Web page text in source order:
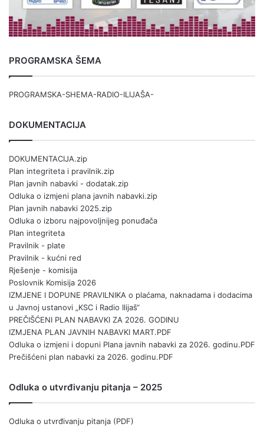
PROGRAMSKA ŠEMA
PROGRAMSKA-SHEMA-RADIO-ILIJAŠA-
DOKUMENTACIJA
DOKUMENTACIJA.zip
Plan integriteta i pravilnik.zip
Plan javnih nabavki - dodatak.zip
Odluka o izmjeni plana javnih nabavki.zip
Plan javnih nabavki 2025.zip
Odluka o izboru najpovoljnijeg ponuđača
Plan integriteta
Pravilnik - plate
Pravilnik - kućni red
Rješenje - komisija
Poslovnik Komisija 2026
IZMJENE I DOPUNE PRAVILNIKA o plaćama, naknadama i dodacima
u Javnoj ustanovi „KSC i Radio Ilijaš“
PREČIŠĆENI PLAN NABAVKI ZA 2026. GODINU
IZMJENA PLAN JAVNIH NABAVKI MART.PDF
Odluka o izmjeni i dopuni Plana javnih nabavki za 2026. godinu.PDF
Prečišćeni plan nabavki za 2026. godinu.PDF
Odluka o utvrđivanju pitanja – 2025
Odluka o utvrđivanju pitanja (PDF)